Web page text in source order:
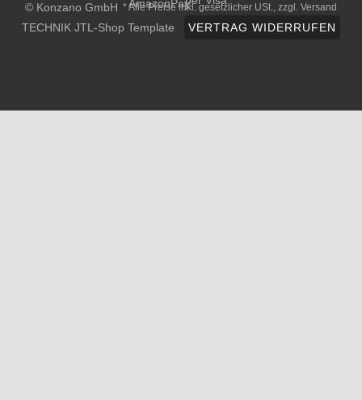
© Konzano GmbH * Alle Preise inkl. gesetzlicher USt., zzgl. Versand
TECHNIK JTL-Shop Template VERTRAG WIDERRUFEN